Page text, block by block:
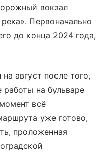
вокзал
Первоначально
до конца 2024 года,
август после того,
на бульваре
всё
уже готово,
проложенная